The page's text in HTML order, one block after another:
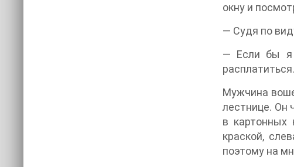
окну и
— Судя по
— Если бы я
расплатиться.
Мужчина
лестнице. Он
в картонных
краской,
поэтому на